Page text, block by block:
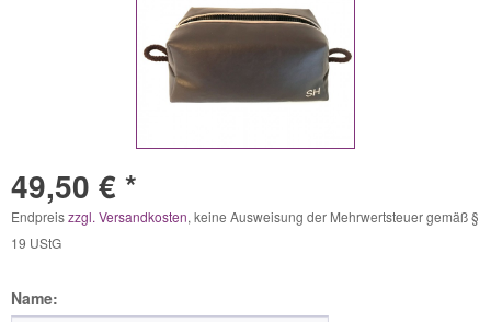
49,50 € *
Endpreiszzgl. Versandkosten, keine Ausweisung der Mehrwertsteuer gemäß §
19 UStG
Name: